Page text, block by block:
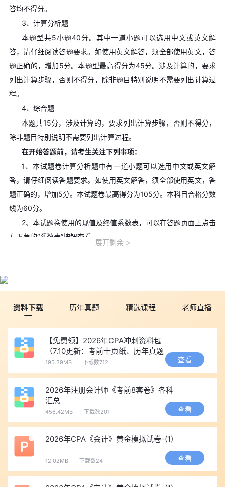
答均不得分。
3、计算分析题
本题型共5小题40分。其中一道小题可以选用中文或英文解
答，请仔细阅读答题要求。如使用英文解答，须全部使用英文，答
题正确的，增加5分。本题型最高得分为45分。涉及计算的，要求
列出计算步骤，否则不得分，除非题目特别说明不需要列出计算过
程。
4、综合题
本题共15分，涉及计算的，要求列出计算步骤，否则不得分，
除非题目特别说明不需要列出计算过程。
在开始答题前，请考生关注下列事项：
1、本试题卷计算分析题中有一道小题可以选用中文或英文解
答，请仔细阅读答题要求。如使用英文解答，须全部使用英文，答
题正确的，增加5分。本试题卷最高得分为105分。本科目合格分数
线为60分。
2、本试题卷使用的现值及终值系数表，可以在答题页面上点击
左下角的“系数表”按钮查看。
4、考生在草稿纸上答题一律无效，考试结束后，不得将草稿纸
带出考场。
1. 公式海量，细分场景极强
财管全书百余条核心公式，不同题型、不同场景对应不同公
式，相似公式外形相近但适用条件差异极大，极易混淆误用。
2. 计算量大，机考适配性要求高
考试以计算题为核心，多数题目需要多步连续计算，对考生的
计算速度、准确率和机考操作熟练度要求较高。
3. 逻辑连贯，章节关联性强
财管知识点层层递进，财务分析、估值、资本成本、成本计算
等章节相互关联，综合题常跨章节组合出题，碎片化学习难以应
展开剩余
资料下载 历年真题 精选课程 老师直播
【免费领】2026年CPA冲刺资料包
（7.10更新：考前十页纸、历年真题
等）
195.39MB 下载数712 查看
2026年注册会计师《考前8套卷》各科
汇总
456.42MB 下载数201 查看
2026年CPA《会计》黄金模拟试卷-(1)
12.02MB 下载数24 查看